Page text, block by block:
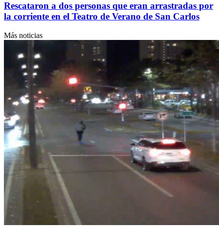
Rescataron a dos personas que eran arrastradas por
la corriente en el Teatro de Verano de San Carlos
Más noticias